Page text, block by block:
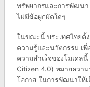
ทรัพยากรและการพัฒนา
ไม่มีข้อผูกมัดใดๆ
ในขณะนี้ ประเทศไทยตั้
ความรู้และนวัตกรรม เ
ความสำเร็จของโมเดล
Citizen 4.0) หมายควา
โอกาส ในการพัฒนาให้เ